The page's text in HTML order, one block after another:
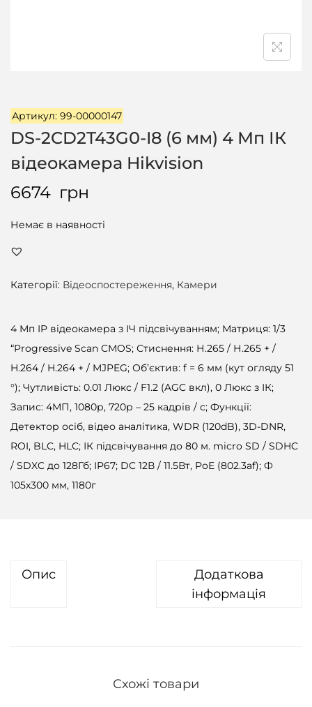
Артикул: 99-00000147
DS-2CD2T43G0-I8 (6 мм) 4 Мп ІК
відеокамера Hikvision
6674 грн
Немає в наявності
Категорії: Відеоспостереження, Камери
4 Мп IP відеокамера з ІЧ підсвічуванням; Матриця: 1/3
“Progressive Scan CMOS; Стиснення: Н.265 / Н.265 + /
H.264 / H.264 + / MJPEG; Об’єктив: f = 6 мм (кут огляду 51
°); Чутливість: 0.01 Люкс / F1.2 (AGC вкл), 0 Люкс з ІК;
Запис: 4МП, 1080р, 720р – 25 кадрів / с; Функції:
Детектор осіб, відео аналітика, WDR (120dB), 3D-DNR,
ROI, BLC, HLC; ІК підсвічування до 80 м. micro SD / SDHC
/ SDXC до 128Гб; IP67; DC 12В / 11.5Вт, PoE (802.3af); Ф
105х300 мм, 1180г
Опис
Додаткова
інформація
Схожі товари